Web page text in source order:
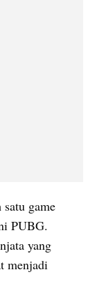
game
PUBG.
yang
menjadi